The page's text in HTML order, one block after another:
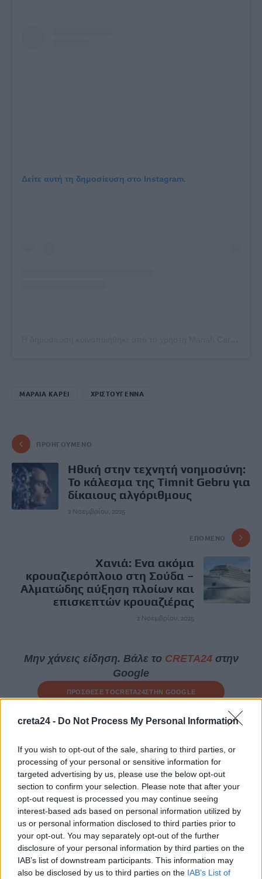
creta24 - Do Not Process My Personal Information
If you wish to opt-out of the sale, sharing to third parties, or
processing of your personal or sensitive information for
targeted advertising by us, please use the below opt-out
section to confirm your selection. Please note that after your
opt-out request is processed you may continue seeing
interest-based ads based on personal information utilized by
us or personal information disclosed to third parties prior to
your opt-out. You may separately opt-out of the further
disclosure of your personal information by third parties on the
IAB’s list of downstream participants. This information may
also be disclosed by us to third parties on the IAB’s List of
Δείτε αυτή τη δημοσίευση στο Instagram.
ΜΑΡΑΙΑ ΚΑΡΕΙ ΧΡΙΣΤΟΥΓΕΝΝΑ
ΠΡΟΗΓΟΎΜΕΝΟ
Ηθική στην τεχνητή νοημοσύνη:
Το κάλεσμα της Timnit Gebru για
δίκαιους αλγόριθμους
2 Νοεμβρίου, 2025
ΕΠΌΜΕΝΟ
Χανιά: Ενα ακόμα
κρουαζιερόπλοιο στη Σούδα –
Αλματώδης αύξηση πλοίων και
επισκεπτών κρουαζιέρας
2 Νοεμβρίου, 2025
Μην χάνεις είδηση. Βάλε το CRETA24στην
Google
ΠΡΟΣΘΕΣΕ ΤΟCRETA24ΣΤΗΝ GOOGLE
ΗΠΑ: 15χρονος ντυμένος κλόουν φέρεται να σκότωσε 78χρονο
βετεράνο
7 Αυγούστου, 2026
Σοβαρή καταγγελία: Τουρίστας στην Κρήτη επιχείρησε να
χρηματίσει υπάλληλο για να του επιτρέψει να ασελγήσει σε
ανήλικη
7 Αυγούστου, 2026